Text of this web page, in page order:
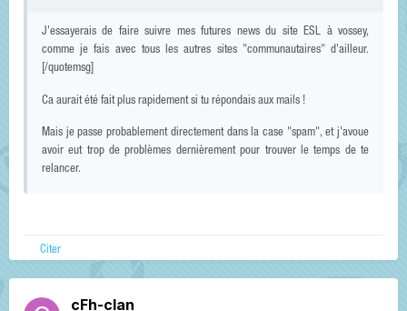
J'essayerais de faire suivre mes futures news du site ESL à vossey,
comme je fais avec tous les autres sites "communautaires" d'ailleur.
[/quotemsg]
Ca aurait été fait plus rapidement si tu répondais aux mails !
Mais je passe probablement directement dans la case "spam", et j'avoue
avoir eut trop de problèmes dernièrement pour trouver le temps de te
relancer.
Citer
cFh-clan